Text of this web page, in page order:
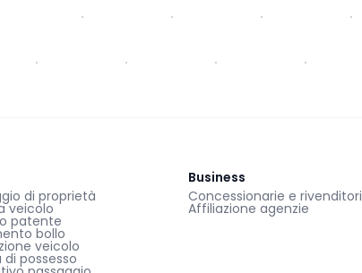
di proprietà
veicolo
patente
bollo
veicolo
di possesso
Business
Concessionarie e rivenditori
Affiliazione agenzie